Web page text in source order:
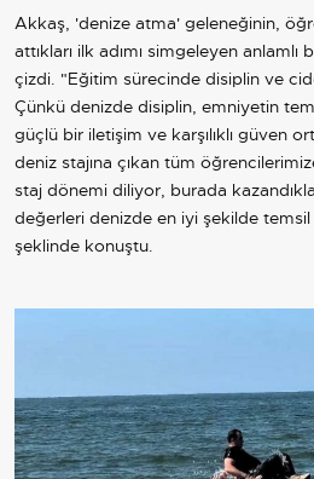
Akkaş, 'denize atma' geleneğinin,
attıkları ilk adımı simgeleyen anlamlı
çizdi. "Eğitim sürecinde disiplin ve
Çünkü denizde disiplin, emniyetin
güçlü bir iletişim ve karşılıklı güven
deniz stajına çıkan tüm
staj dönemi diliyor, burada
değerleri denizde en iyi şekilde
şeklinde konuştu.